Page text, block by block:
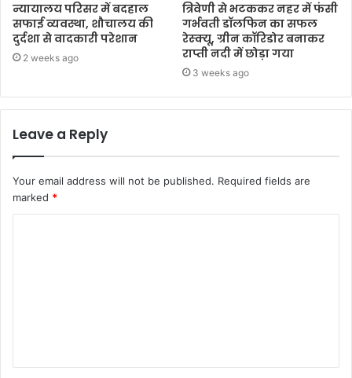
न्यायालय परिसर में बदहाल
सफाई व्यवस्था, शौचालय की
दुर्दशा से वादकारी परेशान
2 weeks ago
त्रिवेणी से भटककर नहर में फंसी
गर्भवती डॉलफिन का सफल
रेस्क्यू, ग्रीन कॉरिडोर बनाकर
राप्ती नदी में छोड़ा गया
3 weeks ago
Leave a Reply
Your email address will not be published. Required fields are
marked *